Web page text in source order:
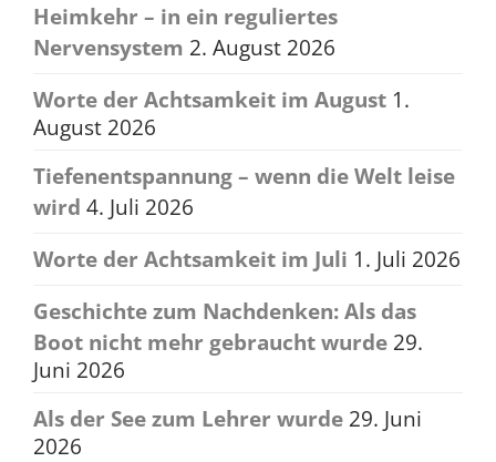
Heimkehr – in ein reguliertes
Nervensystem 2. August 2026
Worte der Achtsamkeit im August 1.
August 2026
Tiefenentspannung – wenn die Welt leise
wird 4. Juli 2026
Worte der Achtsamkeit im Juli 1. Juli 2026
Geschichte zum Nachdenken: Als das
Boot nicht mehr gebraucht wurde 29.
Juni 2026
Als der See zum Lehrer wurde 29. Juni
2026